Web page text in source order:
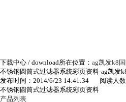
下载中心 / download所在位置： ag凯发k8
不锈钢圆筒式过滤器系统彩页资料-ag凯发
发布时间：2014/6/23 14:41:34 阅读人数
不锈钢圆筒式过滤器系统彩页资料
产品列表